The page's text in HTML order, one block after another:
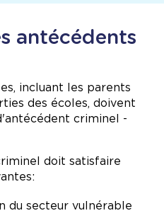
antécédents
incluant les parents
des écoles, doivent
criminel -
doit satisfaire
du secteur vulnérable